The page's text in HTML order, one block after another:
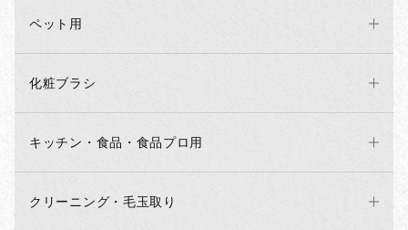
ペット用
化粧ブラシ
キッチン・食品・食品プロ用
クリーニング・毛玉取り